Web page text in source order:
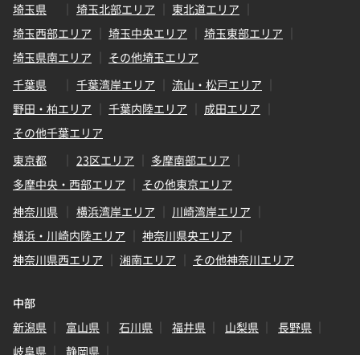
埼玉県
埼玉北部エリア
東北道エリア
埼玉西部エリア
埼玉中央エリア
埼玉東部エリア
埼玉県南エリア
その他埼玉エリア
千葉県
千葉湾岸エリア
流山・松戸エリア
野田・柏エリア
千葉内陸エリア
成田エリア
その他千葉エリア
東京都
23区エリア
多摩南部エリア
多摩中央・西部エリア
その他東京エリア
神奈川県
横浜湾岸エリア
川崎湾岸エリア
横浜・川崎内陸エリア
神奈川県央エリア
神奈川県西エリア
湘南エリア その他神奈川エリア
中部
新潟県
富山県 石川県 福井県 山梨県
長野県
岐阜県
静岡県